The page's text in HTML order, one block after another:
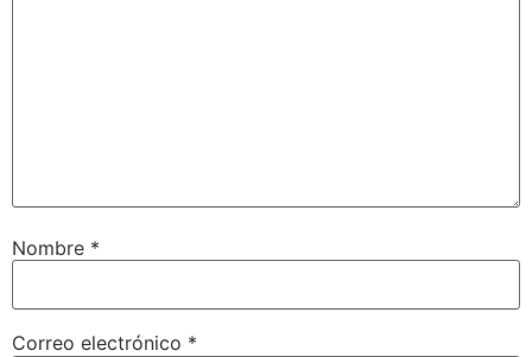
Nombre *
Correo electrónico *